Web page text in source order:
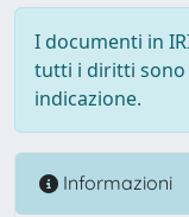
I documenti in
tutti i diritti sono
indicazione.
Informazioni